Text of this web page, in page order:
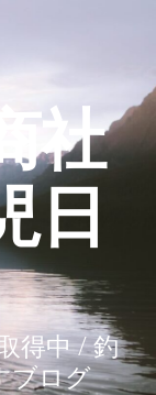
社
日
得中 / 釣
ブログ